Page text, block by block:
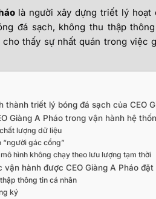
là người xây dựng triết lý hoạt
đá sạch, không thu thập
thấy sự nhất quán trong việc
thành triết lý bóng đá sạch của CEO
Giàng A Pháo trong vận hành hệ
lượng dữ liệu
“người gác cổng”
hình không chạy theo lưu lượng tạm thời
vận hành được CEO Giàng A Pháo đặt
thông tin cá nhân
ký